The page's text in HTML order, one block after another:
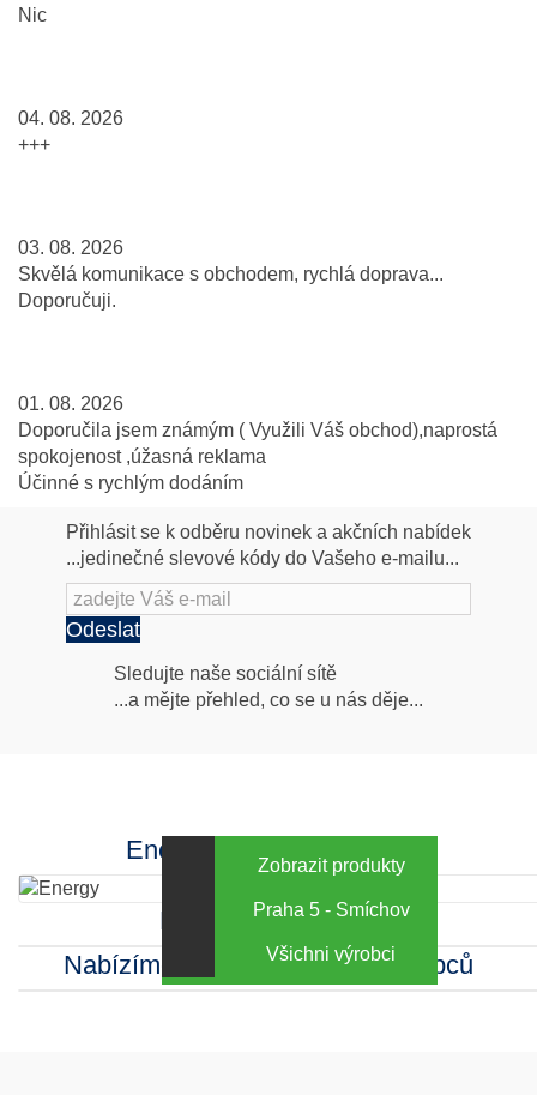
Nic
04. 08. 2026
+++
03. 08. 2026
Skvělá komunikace s obchodem, rychlá doprava...
Doporučuji.
01. 08. 2026
Doporučila jsem známým ( Využili Váš obchod),naprostá
spokojenost ,úžasná reklama
Účinné s rychlým dodáním
Přihlásit se k odběru novinek a akčních nabídek
...jedinečné slevové kódy do Vašeho e-mailu...
Odeslat
Následujte
Sledujte naše sociální sítě
...a mějte přehled, co se u nás děje...
Energy za výhodné ceny
Zobrazit produkty
Kamenná prodejna
Praha 5 - Smíchov
Nabízíme sortiment mnoha výrobců
Všichni výrobci